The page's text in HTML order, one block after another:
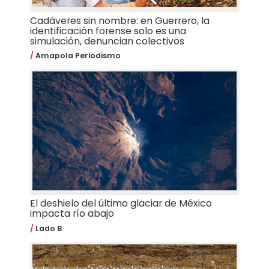
Cadáveres sin nombre: en Guerrero, la
identificación forense solo es una
simulación, denuncian colectivos
Amapola Periodismo
El deshielo del último glaciar de México
impacta río abajo
Lado B